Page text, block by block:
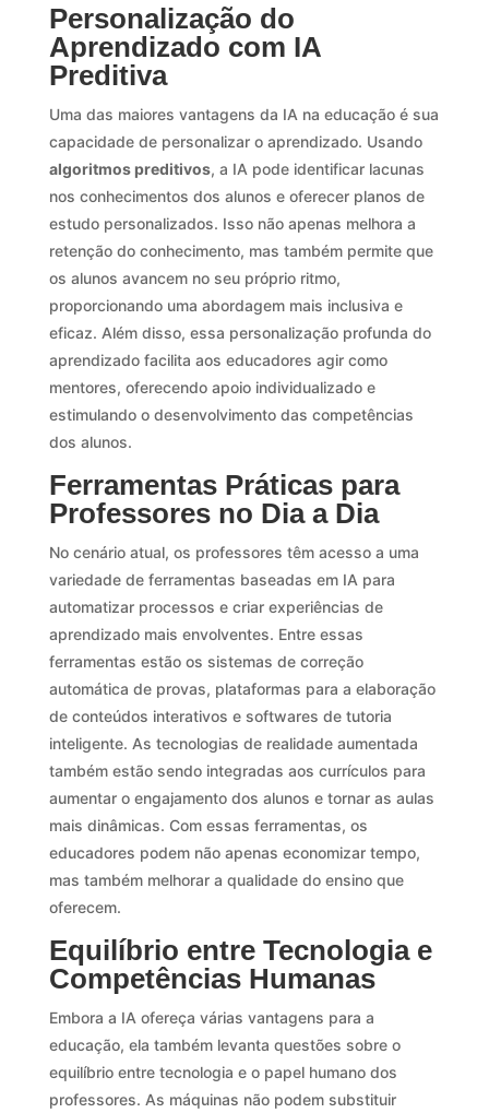
Personalização do
Aprendizado com IA
Preditiva
Uma das maiores vantagens da IA na educação é sua
capacidade de personalizar o aprendizado. Usando
algoritmos preditivos, a IA pode identificar lacunas
nos conhecimentos dos alunos e oferecer planos de
estudo personalizados. Isso não apenas melhora a
retenção do conhecimento, mas também permite que
os alunos avancem no seu próprio ritmo,
proporcionando uma abordagem mais inclusiva e
eficaz. Além disso, essa personalização profunda do
aprendizado facilita aos educadores agir como
mentores, oferecendo apoio individualizado e
estimulando o desenvolvimento das competências
dos alunos.
Ferramentas Práticas para
Professores no Dia a Dia
No cenário atual, os professores têm acesso a uma
variedade de ferramentas baseadas em IA para
automatizar processos e criar experiências de
aprendizado mais envolventes. Entre essas
ferramentas estão os sistemas de correção
automática de provas, plataformas para a elaboração
de conteúdos interativos e softwares de tutoria
inteligente. As tecnologias de realidade aumentada
também estão sendo integradas aos currículos para
aumentar o engajamento dos alunos e tornar as aulas
mais dinâmicas. Com essas ferramentas, os
educadores podem não apenas economizar tempo,
mas também melhorar a qualidade do ensino que
oferecem.
Equilíbrio entre Tecnologia e
Competências Humanas
Embora a IA ofereça várias vantagens para a
educação, ela também levanta questões sobre o
equilíbrio entre tecnologia e o papel humano dos
professores. As máquinas não podem substituir